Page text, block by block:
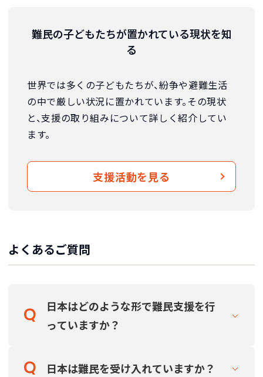
難民の子どもたちが置かれている現状を知
る
世界では多くの子どもたちが、紛争や避難生活
の中で厳しい状況に置かれています。その現状
と、支援の取り組みについて詳しく紹介してい
ます。
支援活動を見る
よくあるご質問
日本はどのような形で難民支援を行
っていますか？
日本は難民を受け入れていますか？